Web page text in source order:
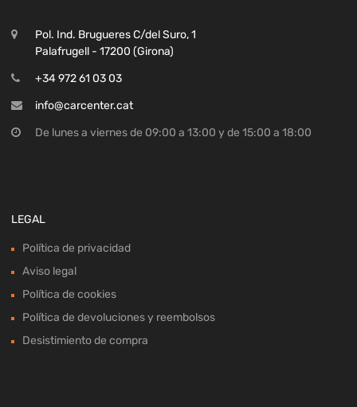
Pol. Ind. Brugueres C/del Suro, 1
Palafrugell - 17200 (Girona)
+34 972 61 03 03
info@carcenter.cat
De lunes a viernes de 09:00 a 13:00 y de 15:00 a 18:00
LEGAL
Política de privacidad
Aviso legal
Política de cookies
Política de devoluciones y reembolsos
Desistimiento de compra